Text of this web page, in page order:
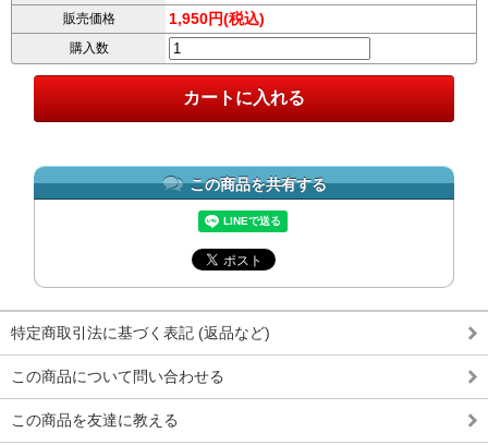
販売価格 1,950円(税込)
購入数
この商品を共有する
特定商取引法に基づく表記 (返品など)
この商品について問い合わせる
この商品を友達に教える